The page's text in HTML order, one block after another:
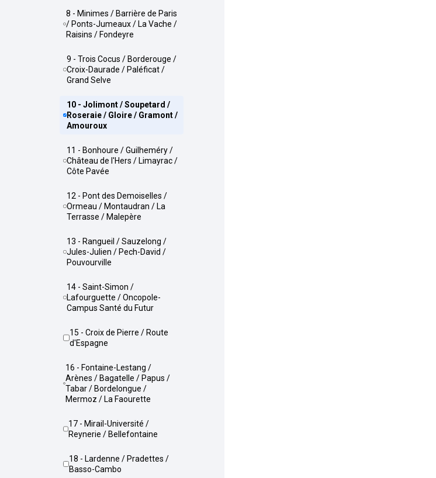
8 - Minimes / Barrière de Paris
/ Ponts-Jumeaux / La Vache /
Raisins / Fondeyre
9 - Trois Cocus / Borderouge /
Croix-Daurade / Paléficat /
Grand Selve
10 - Jolimont / Soupetard /
Roseraie / Gloire / Gramont /
Amouroux
11 - Bonhoure / Guilheméry /
Château de l'Hers / Limayrac /
Côte Pavée
12 - Pont des Demoiselles /
Ormeau / Montaudran / La
Terrasse / Malepère
13 - Rangueil / Sauzelong /
Jules-Julien / Pech-David /
Pouvourville
14 - Saint-Simon /
Lafourguette / Oncopole-
Campus Santé du Futur
15 - Croix de Pierre / Route
d'Espagne
16 - Fontaine-Lestang /
Arènes / Bagatelle / Papus /
Tabar / Bordelongue /
Mermoz / La Faourette
17 - Mirail-Université /
Reynerie / Bellefontaine
18 - Lardenne / Pradettes /
Basso-Cambo